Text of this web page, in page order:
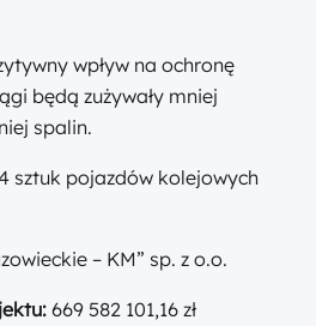
wpływ na ochronę
będą zużywały mniej
spalin.
sztuk pojazdów kolejowych
– KM” sp. z o.o.
669 582 101,16 zł